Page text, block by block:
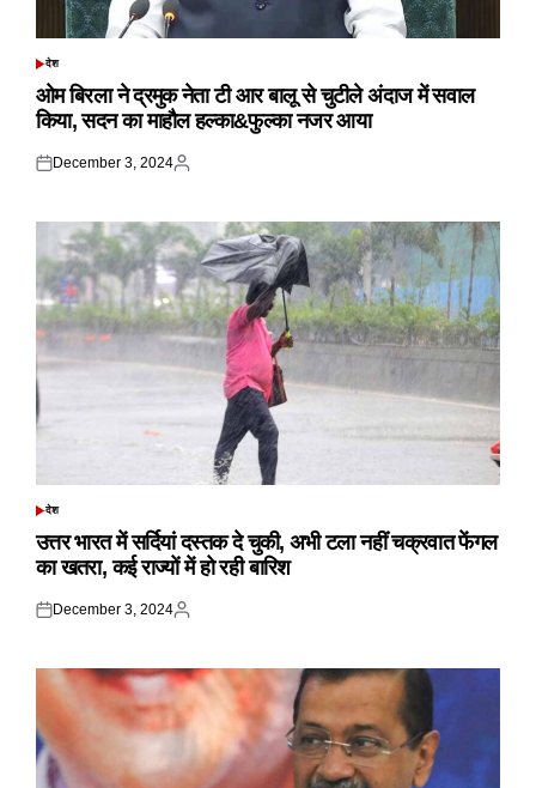
POSTED
देश
ओम बिरला ने द्रमुक नेता टी आर बालू से चुटीले अंदाज में सवाल
किया, सदन का माहौल हल्का&फुल्का नजर आया
Posted
December 3, 2024
Posted
POSTED
देश
उत्तर भारत में सर्दियां दस्तक दे चुकी, अभी टला नहीं चक्रवात फेंगल
का खतरा, कई राज्यों में हो रही बारिश
Posted
December 3, 2024
Posted